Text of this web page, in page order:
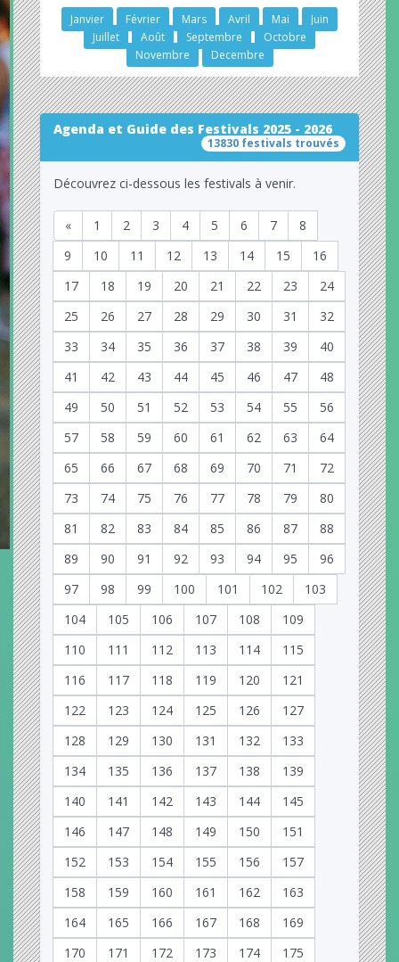
Janvier Février Mars Avril Mai
Juin
Juillet
Août Septembre
Octobre
Novembre
Decembre
Agenda et Guide des Festivals 2025 - 2026
13830 festivals trouvés
Découvrez ci-dessous les festivals à venir.
« 1 2 3 4 5 6 7
8
9
10 11 12 13 14 15
16
17
18 19 20 21 22 23
24
25
26 27 28 29 30 31
32
33
34 35 36 37 38 39
40
41
42 43 44 45 46 47
48
49
50 51 52 53 54 55
56
57
58 59 60 61 62 63
64
65
66 67 68 69 70 71
72
73
74 75 76 77 78 79
80
81
82 83 84 85 86 87
88
89
90 91 92 93 94 95
96
97
98 99 100 101 102
103
104
105 106 107 108
109
110
111 112 113 114
115
116
117 118 119 120
121
122
123 124 125 126
127
128
129 130 131 132
133
134
135 136 137 138
139
140
141 142 143 144
145
146
147 148 149 150
151
152
153 154 155 156
157
158
159 160 161 162
163
164
165 166 167 168
169
170
171 172 173 174
175